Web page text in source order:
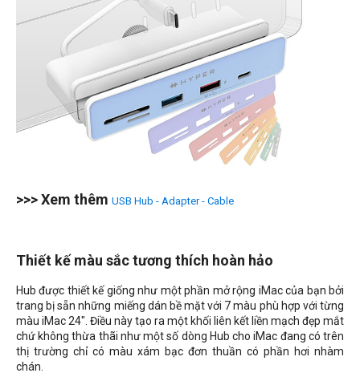
>>> Xem thêm USB Hub - Adapter - Cable
Thiết kế màu sắc tương thích hoàn hảo
Hub được thiết kế giống như một phần mở rộng iMac của bạn bởi
trang bị sẵn những miếng dán bề mặt với 7 màu phù hợp với từng
màu iMac 24". Điều này tạo ra một khối liên kết liền mạch đẹp mắt
chứ không thừa thãi như một số dòng Hub cho iMac đang có trên
thị trường chỉ có màu xám bạc đơn thuần có phần hơi nhàm
chán.